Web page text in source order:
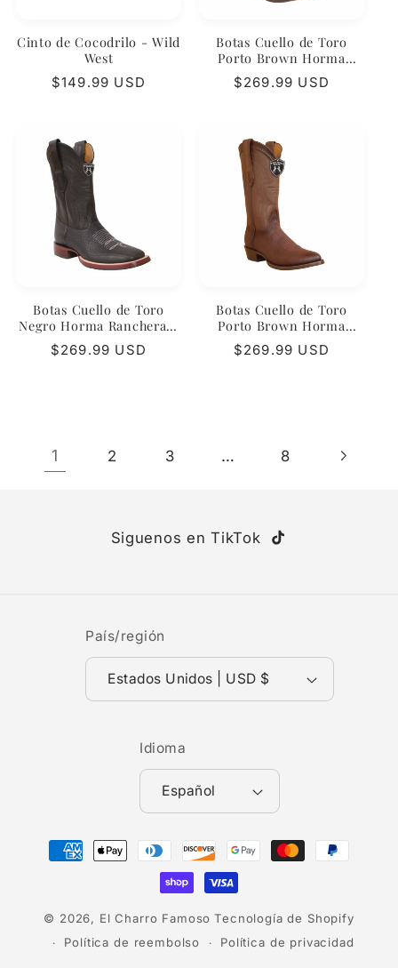
Cinto de Cocodrilo - Wild
West
Precio
$149.99 USD
Botas Cuello de Toro
Porto Brown Horma
Ranchera – Wild West
Boots
Precio
$269.99 USD
Botas Cuello de Toro
Negro Horma Ranchera –
Wild West Boots
Precio
$269.99 USD
Botas Cuello de Toro
Porto Brown Horma
Puntal – Wild West Boots
Precio
$269.99 USD
1 2 3 … 8
Siguenos en TikTok
TikTok
País/región
Estados Unidos | USD $
Idioma
Español
Formas
© 2026, El Charro Famoso Tecnología de Shopify
Política de reembolso
Política de privacidad